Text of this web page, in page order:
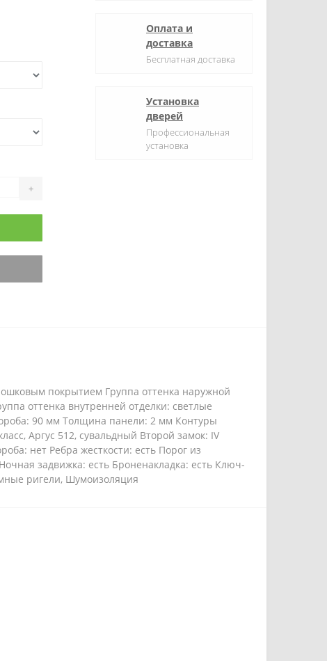
+
Оплата и
доставка
Бесплатная доставка
Установка
дверей
Профессиональная
установка
покрытием Группа оттенка наружной
оттенка внутренней отделки: светлые
90 мм Толщина панели: 2 мм Контуры
Аргус 512, сувальдный Второй замок: IV
нет Ребра жесткости: есть Порог из
задвижка: есть Броненакладка: есть Ключ-
ригели, Шумоизоляция